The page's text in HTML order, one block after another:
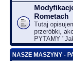
Rometach
Tutaj
przeróbki,
PYTAMY
NASZE MASZYNY -